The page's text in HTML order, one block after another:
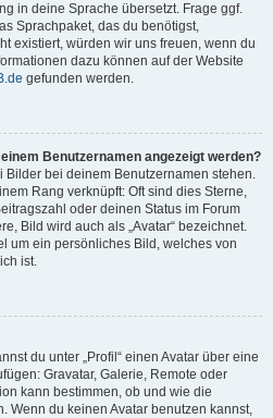
in deine Sprache übersetzt. Frage ggf.
Sprachpaket, das du benötigst,
existiert, würden wir uns freuen, wenn du
dazu können auf der Website
gefunden werden.
Benutzernamen angezeigt werden?
Bilder bei deinem Benutzernamen stehen.
Rang verknüpft: Oft sind dies Sterne,
oder deinen Status im Forum
Bild wird auch als „Avatar“ bezeichnet.
um ein persönliches Bild, welches von
ist.
du unter „Profil“ einen Avatar über eine
Gravatar, Galerie, Remote oder
kann bestimmen, ob und wie die
Wenn du keinen Avatar benutzen kannst,